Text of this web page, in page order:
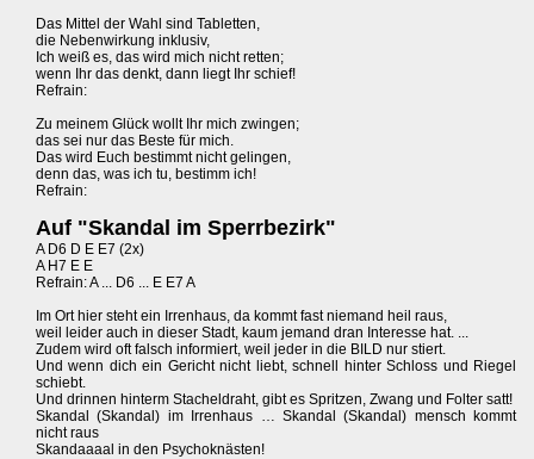
Das Mittel der Wahl sind Tabletten,
die Nebenwirkung inklusiv,
Ich weiß es, das wird mich nicht retten;
wenn Ihr das denkt, dann liegt Ihr schief!
Refrain:
Zu meinem Glück wollt Ihr mich zwingen;
das sei nur das Beste für mich.
Das wird Euch bestimmt nicht gelingen,
denn das, was ich tu, bestimm ich!
Refrain:
Auf "Skandal im Sperrbezirk"
A D6 D E E7 (2x)
A H7 E E
Refrain: A ... D6 ... E E7 A
Im Ort hier steht ein Irrenhaus, da kommt fast niemand heil raus,
weil leider auch in dieser Stadt, kaum jemand dran Interesse hat. ...
Zudem wird oft falsch informiert, weil jeder in die BILD nur stiert.
Und wenn dich ein Gericht nicht liebt, schnell hinter Schloss und Riegel
schiebt.
Und drinnen hinterm Stacheldraht, gibt es Spritzen, Zwang und Folter satt!
Skandal (Skandal) im Irrenhaus … Skandal (Skandal) mensch kommt
nicht raus
Skandaaaal in den Psychoknästen!